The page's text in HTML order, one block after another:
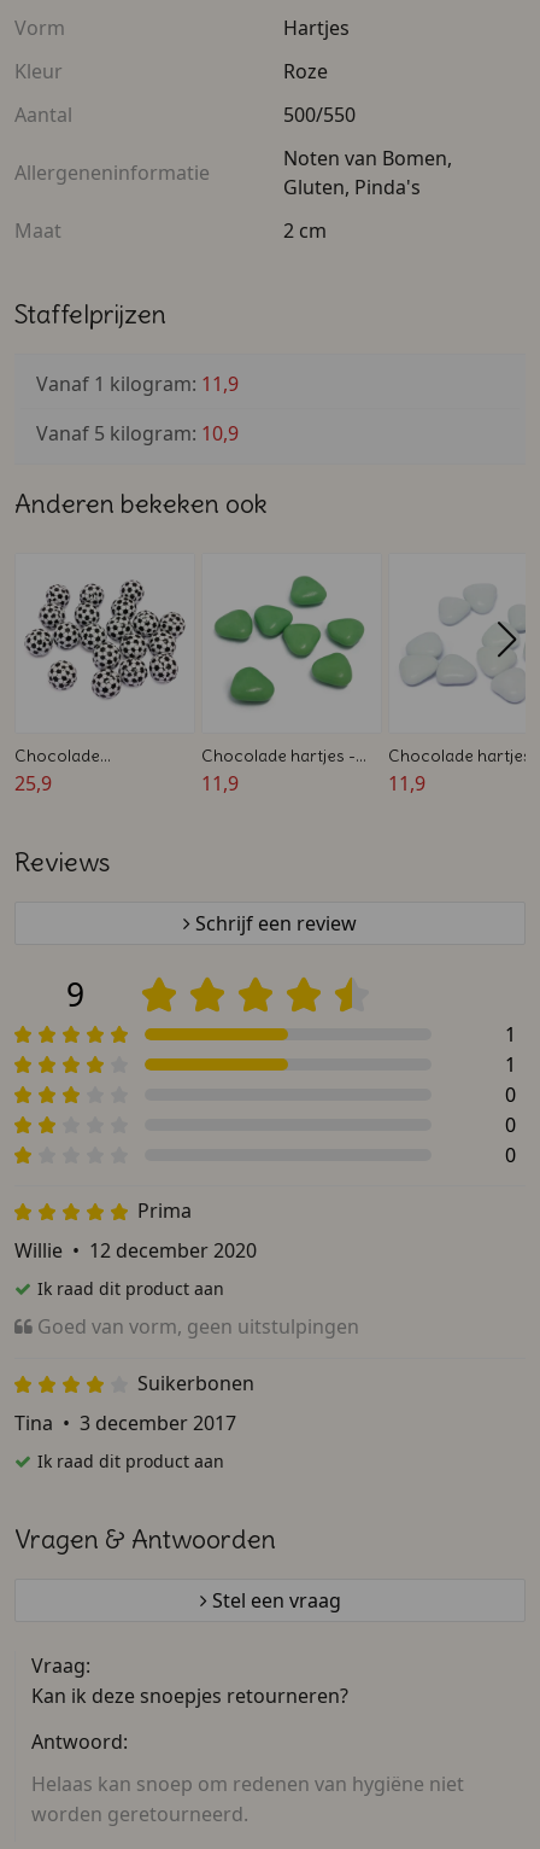
Vorm
Hartjes
Kleur
Roze
Aantal
500/550
Allergeneninformatie
Noten van Bomen,
Gluten, Pinda's
Maat
2 cm
Staffelprijzen
Vanaf 1 kilogram: 11,9
Vanaf 5 kilogram: 10,9
Anderen bekeken ook
Chocolade
voetballetjes - Melk -
25,9
Chocolade hartjes -
Groen - Snoep - 1 kg
11,9
Chocolade hartjes
Wit - Snoep - 1 kg
11,9
Reviews
Schrijf een review
9
1
1
0
0
0
Prima
Willie • 12 december 2020
Ik raad dit product aan
Goed van vorm, geen uitstulpingen
Suikerbonen
Tina • 3 december 2017
Ik raad dit product aan
Vragen & Antwoorden
Stel een vraag
Vraag:
Kan ik deze snoepjes retourneren?
Antwoord:
Helaas kan snoep om redenen van hygiëne niet
worden geretourneerd.